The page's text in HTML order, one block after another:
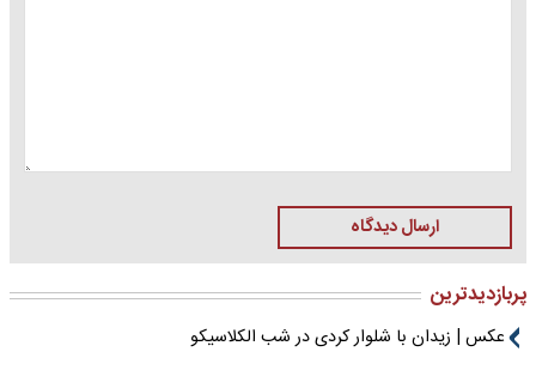
ارسال دیدگاه
پربازدیدترین
عکس | زیدان با شلوار کردی در شب الکلاسیکو